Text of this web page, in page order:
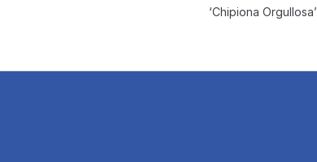
‘Chipiona Orgullosa’